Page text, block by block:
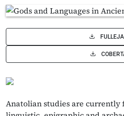
Anatolian studies are